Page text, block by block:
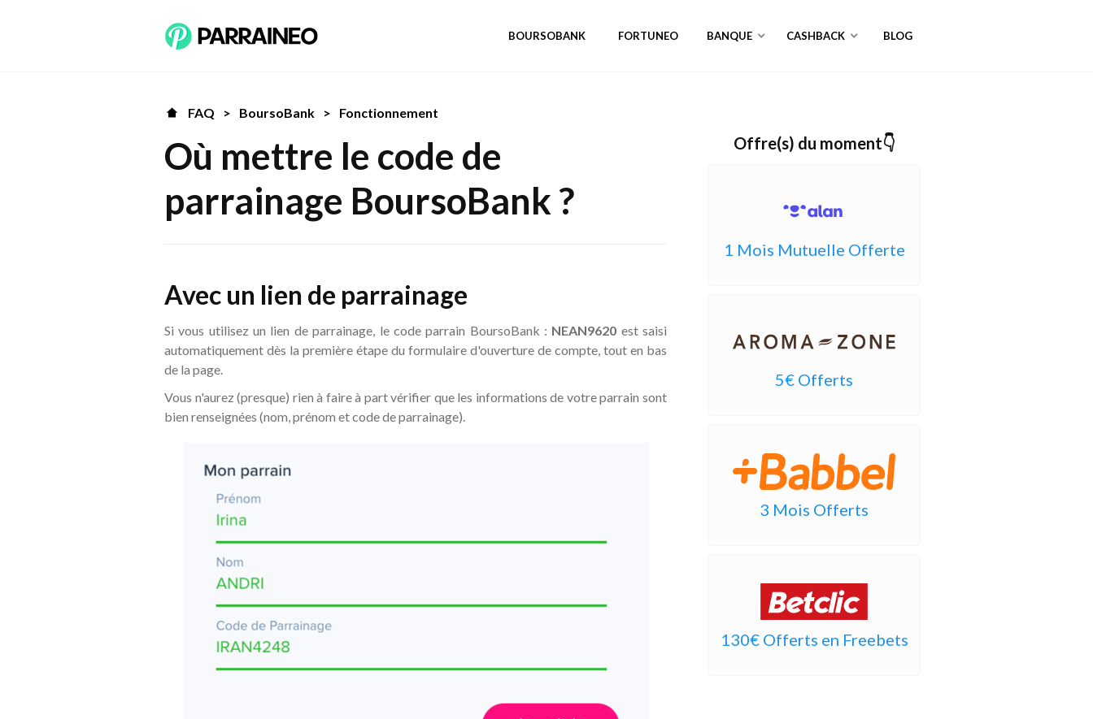
BOURSOBANK FORTUNEO BANQUE CASHBACK BLOG
FAQ > BoursoBank > Fonctionnement
Où mettre le code de
parrainage BoursoBank ?
Avec un lien de parrainage
Si vous utilisez un lien de parrainage, le code parrain BoursoBank : NEAN9620 est saisi
automatiquement dès la première étape du formulaire d'ouverture de compte, tout en bas
de la page.
Vous n'aurez (presque) rien à faire à part vérifier que les informations de votre parrain sont
bien renseignées (nom, prénom et code de parrainage).
Offre(s) du moment👇
1 Mois Mutuelle Offerte
5€ Offerts
3 Mois Offerts
130€ Offerts en Freebets